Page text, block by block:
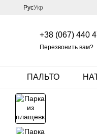
Перейти к основному
РусУкр
+38 (067) 440
Перезвонить вам?
ПАЛЬТО